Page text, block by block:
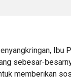
Ibu
sebesar-
memberikan